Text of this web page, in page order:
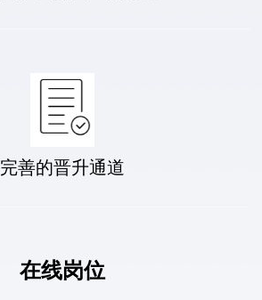
完善的晋升通道
在线岗位